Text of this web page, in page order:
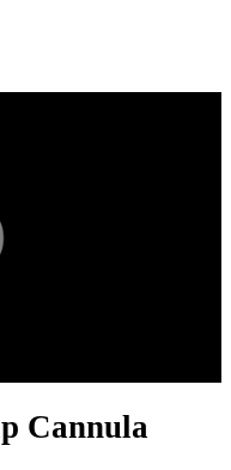
Cannula